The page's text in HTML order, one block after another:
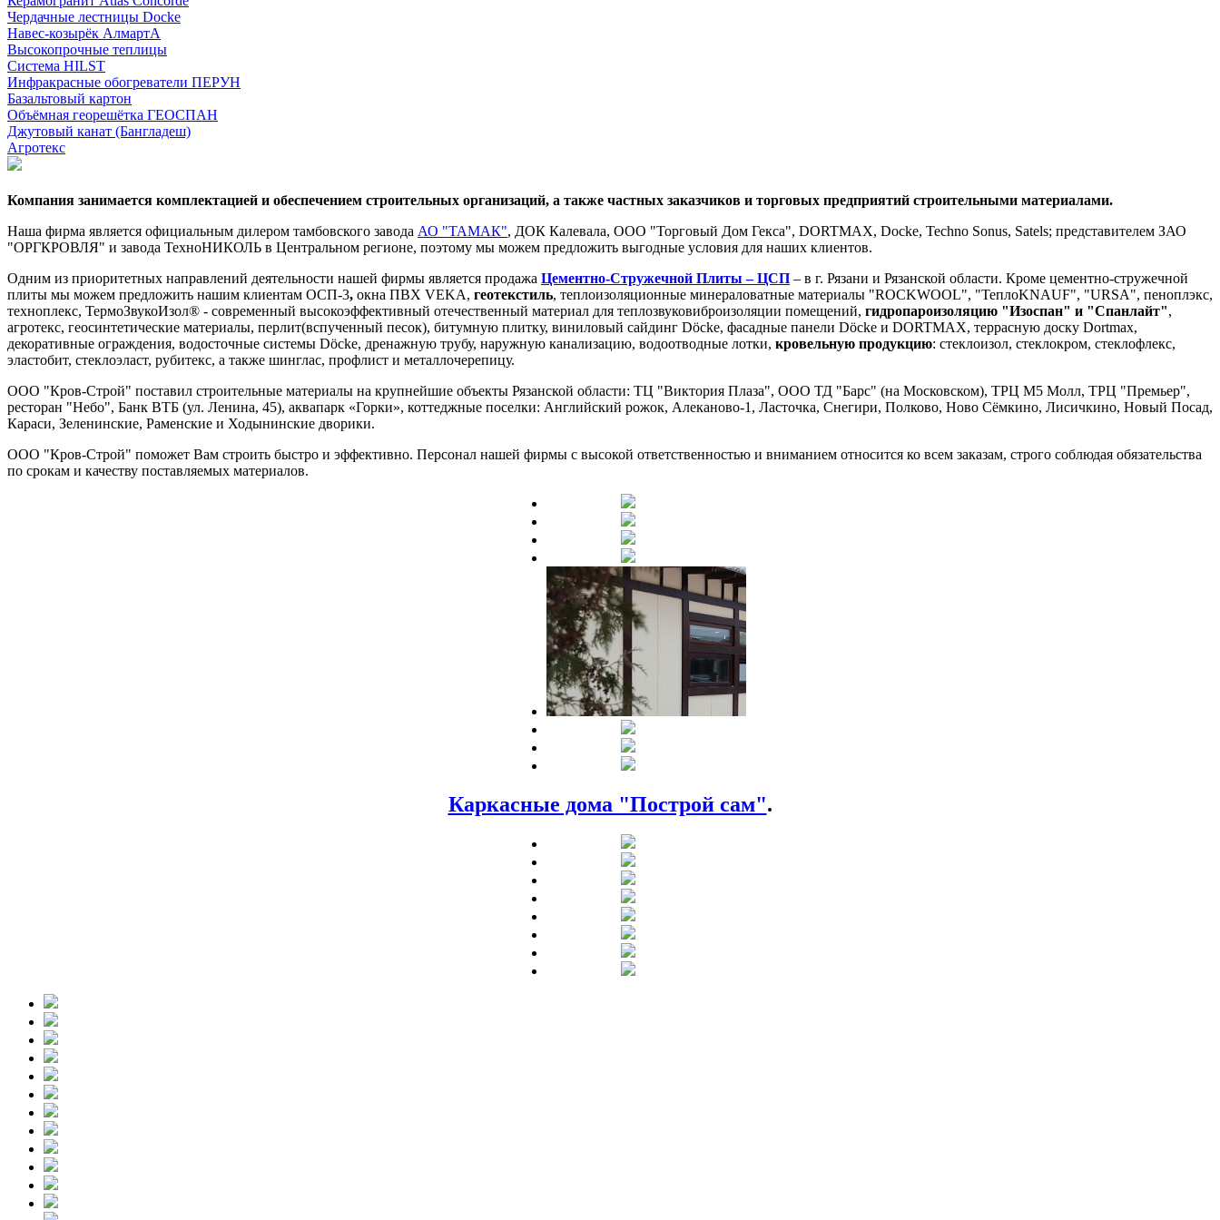
Чердачные лестницы Docke
Навес-козырёк АлмартА
Высокопрочные теплицы
Система HILST
Инфракрасные обогреватели ПЕРУН
Базальтовый картон
Объёмная георешётка ГЕОСПАН
Джутовый канат (Бангладеш)
Агротекс
Компания занимается комплектацией и обеспечением строительных организаций, а также частных заказчиков и торговых предприятий строительными материалами.
Наша фирма является официальным дилером тамбовского завода АО "ТАМАК", ДОК Калевала, ООО "Торговый Дом Гекса", DORTMAX, Docke, Techno Sonus, Satels; представителем ЗАО
"ОРГКРОВЛЯ" и завода ТехноНИКОЛЬ в Центральном регионе, поэтому мы можем предложить выгодные условия для наших клиентов.
Одним из приоритетных направлений деятельности нашей фирмы является продажа Цементно-Стружечной Плиты – ЦСП – в г. Рязани и Рязанской области. Кроме цементно-стружечной
плиты мы можем предложить нашим клиентам ОСП-3, окна ПВХ VEKA, геотекстиль, теплоизоляционные минераловатные материалы "ROCKWOOL", "ТеплоKNAUF", "URSA", пеноплэкс,
техноплекс, ТермоЗвукоИзол® - современный высокоэффективный отечественный материал для теплозвуковиброизоляции помещений, гидропароизоляцию "Изоспан" и "Спанлайт",
агротекс, геосинтетические материалы, перлит(вспученный песок), битумную плитку, виниловый сайдинг Döcke, фасадные панели Döcke и DORTMAX, террасную доску Dortmax,
декоративные ограждения, водосточные системы Döcke, дренажную трубу, наружную канализацию, водоотводные лотки, кровельную продукцию: стеклоизол, стеклокром, стеклофлекс,
эластобит, стеклоэласт, рубитекс, а также шинглас, профлист и металлочерепицу.
ООО "Кров-Строй" поставил строительные материалы на крупнейшие объекты Рязанской области: ТЦ "Виктория Плаза", ООО ТД "Барс" (на Московском), ТРЦ М5 Молл, ТРЦ "Премьер",
ресторан "Небо", Банк ВТБ (ул. Ленина, 45), аквапарк «Горки», коттеджные поселки: Английский рожок, Алеканово-1, Ласточка, Снегири, Полково, Ново Сёмкино, Лисичкино, Новый Посад,
Караси, Зеленинские, Раменские и Ходынинские дворики.
ООО "Кров-Строй" поможет Вам строить быстро и эффективно. Персонал нашей фирмы с высокой ответственностью и вниманием относится ко всем заказам, строго соблюдая обязательства
по срокам и качеству поставляемых материалов.
Каркасные дома "Построй сам".